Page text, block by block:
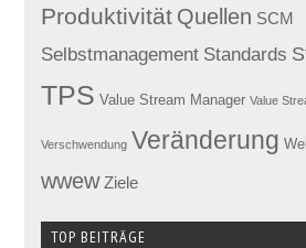
Produktivität Quellen SCM
Selbstmanagement Standards
TPS Value Stream Manager Value
Verschwendung Veränderung
wwew Ziele
TOP BEITRÄGE